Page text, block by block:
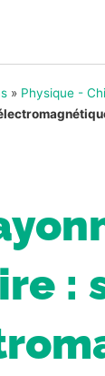
» Physique -
: